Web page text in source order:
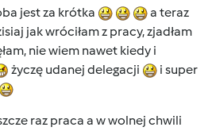
jest za krótka
a teraz
jak wróciłam z pracy, zjadłam
nie wiem nawet kiedy i
życzę udanej delegacji
i super
raz praca a w wolnej chwili